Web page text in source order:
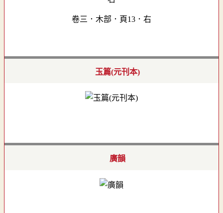
卷三．木部．頁13．右
玉篇(元刊本)
廣韻